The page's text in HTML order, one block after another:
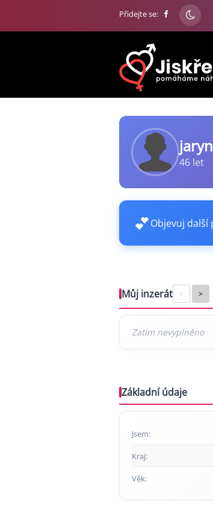
Přidejte se:
46 let
💕Objevuj další
Můj inzerát < >
Základní údaje
Jsem:
Kraj:
Věk: